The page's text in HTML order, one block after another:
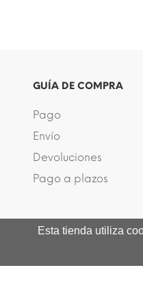
GUÍA DE COMPRA
Pago
Envío
Devoluciones
Pago a plazos
Esta tienda utiliza